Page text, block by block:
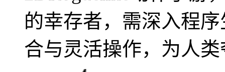
的幸存者，需深入程
合与灵活操作，为人